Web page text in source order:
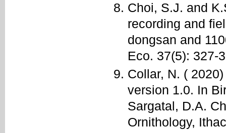
Choi, S.J. and
recording and
dongsan and
Eco. 37(5): 327-
Collar, N. (
version 1.0. In
Sargatal, D.A.
Ornithology,